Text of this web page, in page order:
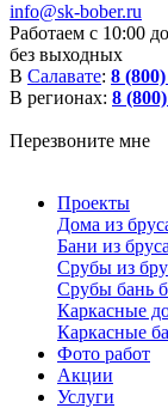
info@sk-bober.ru
Работаем с 10:00
без выходных
В Салавате: 8
В регионах: 8
Перезвоните мне
Проекты
Дома из
Бани из
Срубы из
Срубы бань
Каркасные
Каркасные
Фото работ
Акции
Услуги